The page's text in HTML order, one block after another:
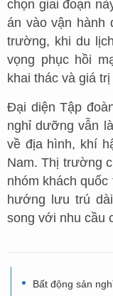
chọn giai đoạn
án vào vận hành
trường, khi du
vọng phục hồi
khai thác và giá
Đại diện Tập
nghỉ dưỡng vẫn
về địa hình, khí
Nam. Thị trường
nhóm khách
hướng lưu trú
song với nhu cầu
Bất động sản